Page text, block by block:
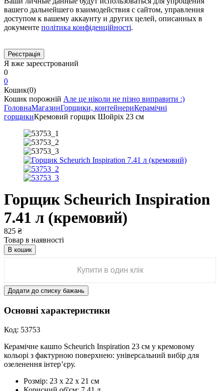
вашего дальнейшего взаимодействия с сайтом, управления
доступом к вашему аккаунту и других целей, описанных в
документе політика конфіденційності.
Я вже зареєстрований
0
0
Кошик(0)
Кошик порожній Але це ніколи не пізно виправити :)
ГоловнаМагазинГорщики, контейнериКерамічні
горщикиКремовий горщик Шойріх 23 см
Горщик Scheurich Inspiration
7.41 л (кремовий)
825 ₴
Товар в наявності
В кошик
Купити в один клік
Додати до списку бажань
Основні характеристики
Код: 53753
Керамічне кашпо Scheurich Inspiration 23 см у кремовому
кольорі з фактурною поверхнею: універсальний вибір для
озеленення інтер’єру.
Розмір: 23 х 22 х 21 см